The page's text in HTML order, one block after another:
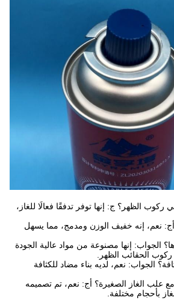
الظهر؟ ج: إنها توفر تدفقًا فعالًا للغاز،
نعم، إنه خفيف الوزن ومدمج، مما يسهل
الجواب: إنها مصنوعة من مواد عالية الجودة
الحقائب الظهر.
الجواب: نعم، لديه بناء مضاد للكثافة
الغاز الصغيرة؟ أج: نعم، تم تصميمه
بأحجام مختلفة.